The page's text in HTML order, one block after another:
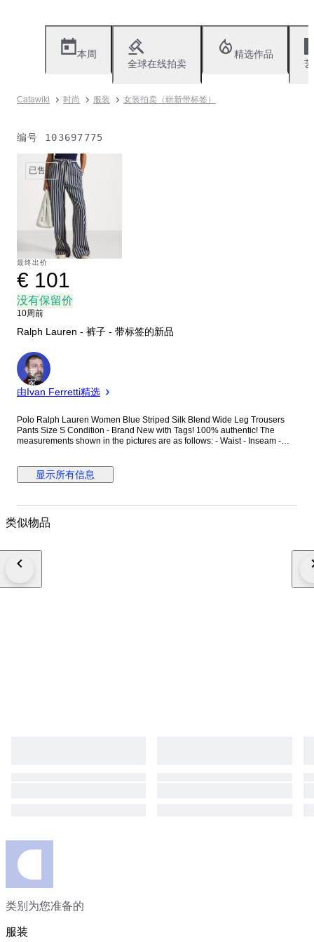
本周
全球在线拍卖
精选作品
Catawiki 时尚 服装 女装拍卖（崭新带标签）
编号 103697775
已售出
最终出价
€ 101
没有保留价
10周前
Ralph Lauren - 裤子 - 带标签的新品
专
家
由Ivan Ferretti精选
Polo Ralph Lauren Women Blue Striped Silk Blend Wide Leg Trousers
Pants Size S Condition - Brand New with Tags! 100% authentic! The
measurements shown in the pictures are as follows: - Waist - Inseam -
显示所有信息
类似物品
类别为您准备的
服装